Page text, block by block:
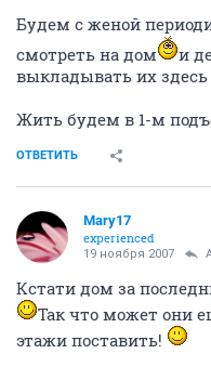
Будем с женой
смотреть на дом
и
выкладывать их здесь
Жить будем в 1-м
ОТВЕТИТЬ
Mary17
experienced
19 ноября 2007
Кстати дом за
Так что может они
этажи поставить!